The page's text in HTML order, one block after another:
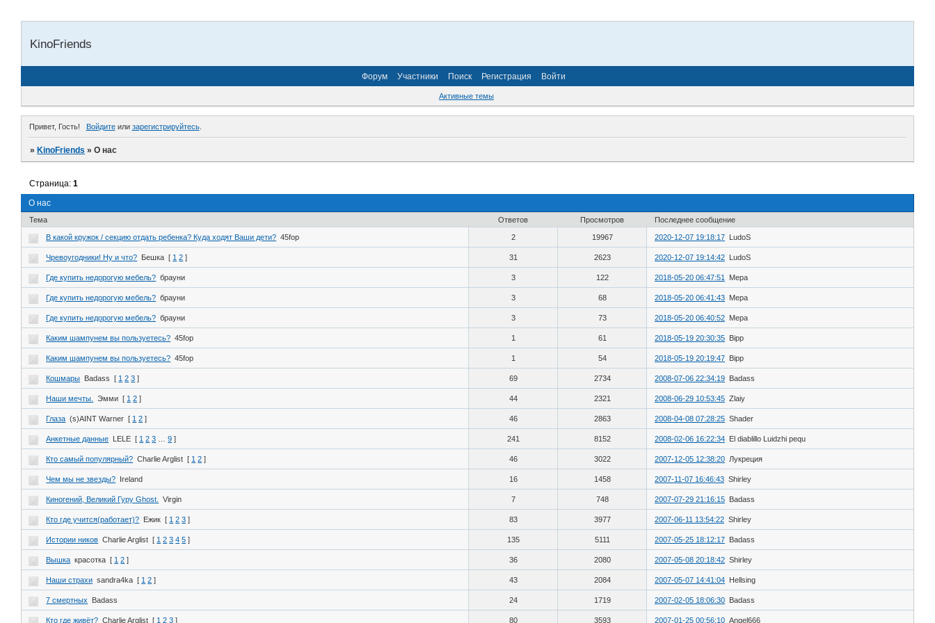
KinoFriends
Форум Участники Поиск Регистрация Войти
Активные темы
Привет, Гость! Войдитеили зарегистрируйтесь.
»KinoFriends »О нас
О нас
Страница:1
Тема Ответов Просмотров Последнее сообщение
В какой кружок / секцию отдать ребенка? Куда ходят Ваши дети? 45fop 2 19967 2020-12-07 19:18:17 LudoS
Чревоугодники! Ну и что? Бешка [ 1 2 ] 31 2623 2020-12-07 19:14:42 LudoS
Где купить недорогую мебель? брауни 3 122 2018-05-20 06:47:51 Мера
Где купить недорогую мебель? брауни 3 68 2018-05-20 06:41:43 Мера
Где купить недорогую мебель? брауни 3 73 2018-05-20 06:40:52 Мера
Каким шампунем вы пользуетесь? 45fop 1 61 2018-05-19 20:30:35 Bipp
Каким шампунем вы пользуетесь? 45fop 1 54 2018-05-19 20:19:47 Bipp
Кошмары Badass [ 1 2 3 ] 69 2734 2008-07-06 22:34:19 Badass
Наши мечты. Эмми [ 1 2 ] 44 2321 2008-06-29 10:53:45 Zlaiy
Глаза (s)AINT Warner [ 1 2 ] 46 2863 2008-04-08 07:28:25 Shader
Анкетные данные LELE [ 1 2 3 9 ] 241 8152 2008-02-06 16:22:34 El diablillo Luidzhi pequ
Кто самый популярный? Charlie Arglist [ 1 2 ] 46 3022 2007-12-05 12:38:20 Лукреция
Чем мы не звезды? Ireland 16 1458 2007-11-07 16:46:43 Shirley
Киногений, Великий Гуру Ghost. Virgin 7 748 2007-07-29 21:16:15 Badass
Кто где учится(работает)? Ежик [ 1 2 3 ] 83 3977 2007-06-11 13:54:22 Shirley
Истории ников Charlie Arglist [ 1 2 3 4 5 ] 135 5111 2007-05-25 18:12:17 Badass
Вышка красотка [ 1 2 ] 36 2080 2007-05-08 20:18:42 Shirley
Наши страхи sandra4ka [ 1 2 ] 43 2084 2007-05-07 14:41:04 Hellsing
7 смертных Badass 24 1719 2007-02-05 18:06:30 Badass
Кто где живёт? Charlie Arglist [ 1 2 3 ] 80 3593 2007-01-25 00:56:10 Angel666